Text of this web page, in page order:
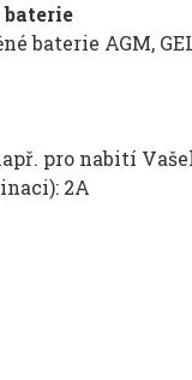
baterie AGM,
pro nabití
2A